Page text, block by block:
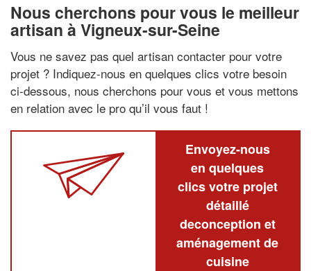
Nous cherchons pour vous le meilleur
artisan à Vigneux-sur-Seine
Vous ne savez pas quel artisan contacter pour votre
projet ? Indiquez-nous en quelques clics votre besoin
ci-dessous, nous cherchons pour vous et vous mettons
en relation avec le pro qu’il vous faut !
Envoyez-nous
en quelques
clics votre projet
détaillé
deconception et
aménagement de
cuisine